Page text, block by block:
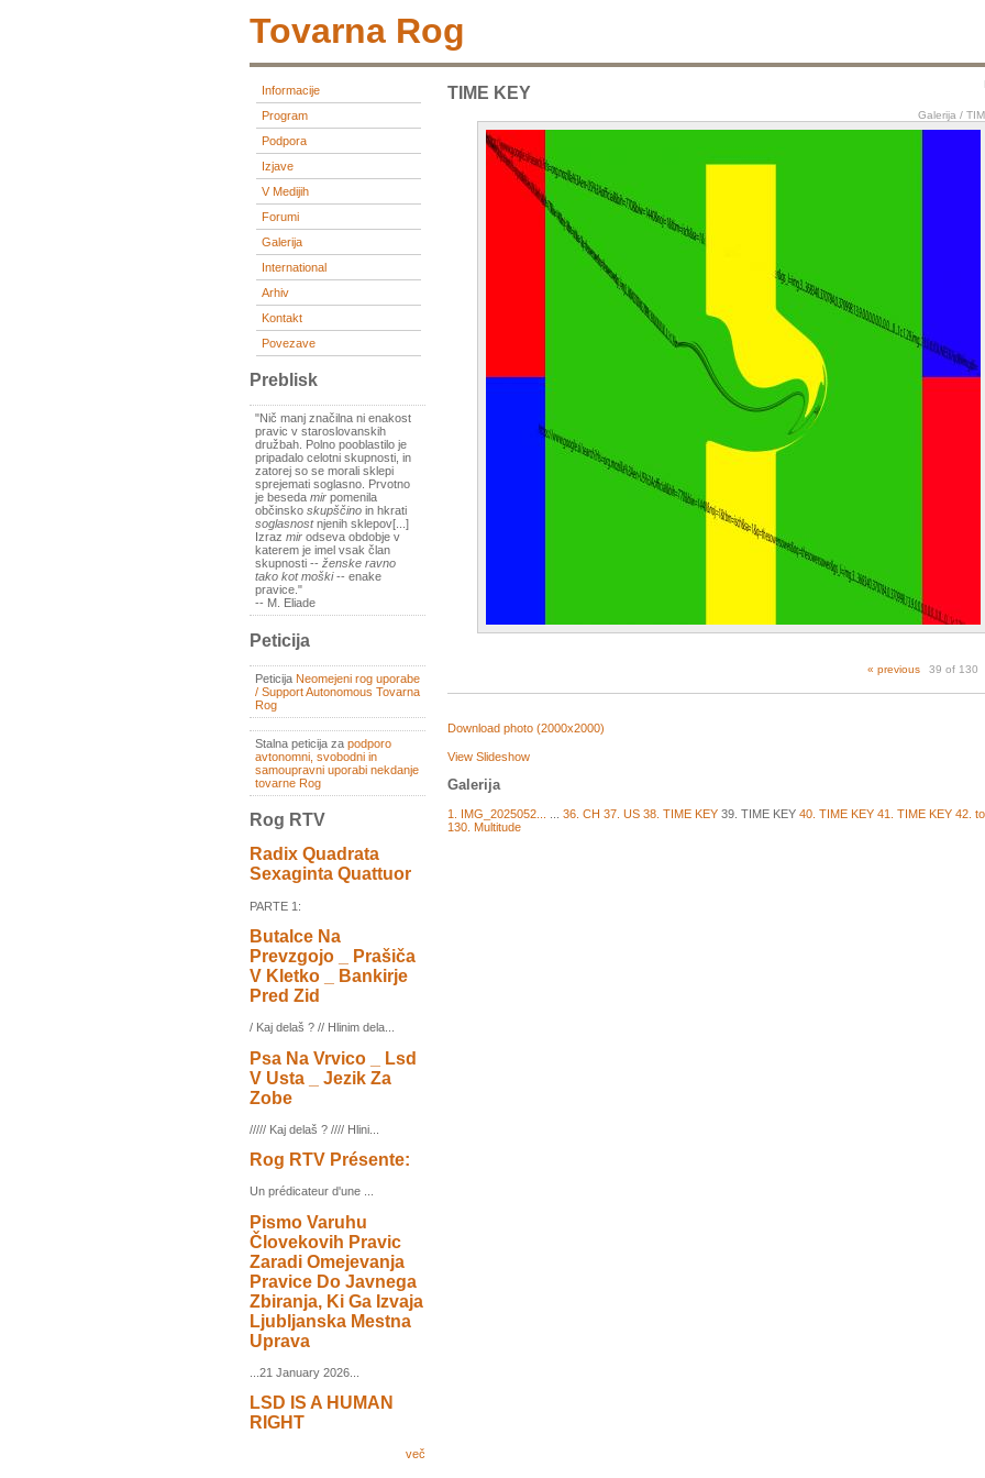
Tovarna Rog
Informacije
Program
Podpora
Izjave
V Medijih
Forumi
Galerija
International
Arhiv
Kontakt
Povezave
Preblisk
"Nič manj značilna ni enakost
pravic v staroslovanskih
družbah. Polno pooblastilo je
pripadalo celotni skupnosti, in
zatorej so se morali sklepi
sprejemati soglasno. Prvotno
je beseda mir pomenila
občinsko skupščino in hkrati
soglasnostnjenih sklepov[...]
Izraz mir odseva obdobje v
katerem je imel vsak član
skupnosti -- ženske ravno
tako kot moški-- enake
pravice."
-- M. Eliade
Peticija
Peticija Neomejeni rog uporabe
/ Support Autonomous Tovarna
Rog
Stalna peticija za podporo
avtonomni, svobodni in
samoupravni uporabi nekdanje
tovarne Rog
Rog RTV
Radix Quadrata
Sexaginta Quattuor
PARTE 1:
Butalce Na
Prevzgojo _ Prašiča
V Kletko _ Bankirje
Pred Zid
/ Kaj delaš ? // Hlinim dela...
Psa Na Vrvico _ Lsd
V Usta _ Jezik Za
Zobe
///// Kaj delaš ? //// Hlini...
Rog RTV Présente:
Un prédicateur d'une ...
Pismo Varuhu
Človekovih Pravic
Zaradi Omejevanja
Pravice Do Javnega
Zbiranja, Ki Ga Izvaja
Ljubljanska Mestna
Uprava
...21 January 2026...
LSD IS A HUMAN
RIGHT
več
TIME KEY
Galerija /
« previous 39 of 130
Download photo (2000x2000)
View Slideshow
Galerija
1. IMG_2025052... 36. CH 37. US 38. TIME KEY 39. TIME KEY 40. TIME KEY 41. TIME KEY 42.
130. Multitude